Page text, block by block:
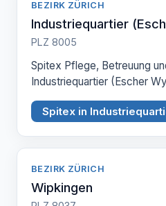
BEZIRK ZÜRICH
Industriequartier
PLZ 8005
Spitex Pflege, Betreuung
Industriequartier (Escher
Spitex in
BEZIRK ZÜRICH
Wipkingen